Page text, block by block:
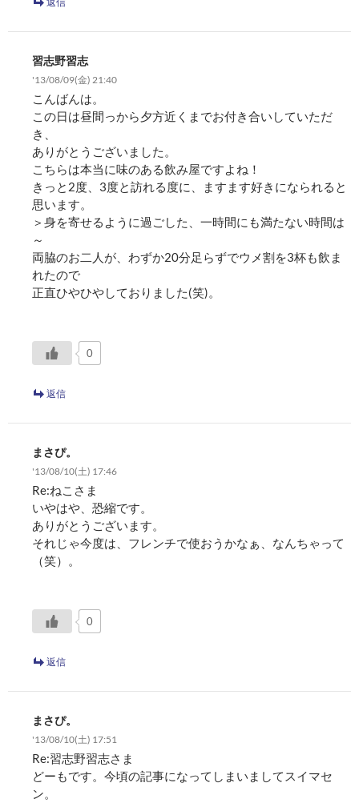
習志野習志
'13/08/09(金) 21:40
こんばんは。
この日は昼間っから夕方近くまでお付き合いしていただ
き、
ありがとうございました。
こちらは本当に味のある飲み屋ですよね！
きっと2度、3度と訪れる度に、ますます好きになられると
思います。
＞身を寄せるように過ごした、一時間にも満たない時間は
～
両脇のお二人が、わずか20分足らずでウメ割を3杯も飲ま
れたので
正直ひやひやしておりました(笑)。
0
返信
まさぴ。
'13/08/10(土) 17:46
Re:ねこさま
いやはや、恐縮です。
ありがとうございます。
それじゃ今度は、フレンチで使おうかなぁ、なんちゃって
（笑）。
0
返信
まさぴ。
'13/08/10(土) 17:51
Re:習志野習志さま
どーもです。今頃の記事になってしまいましてスイマセ
ン。